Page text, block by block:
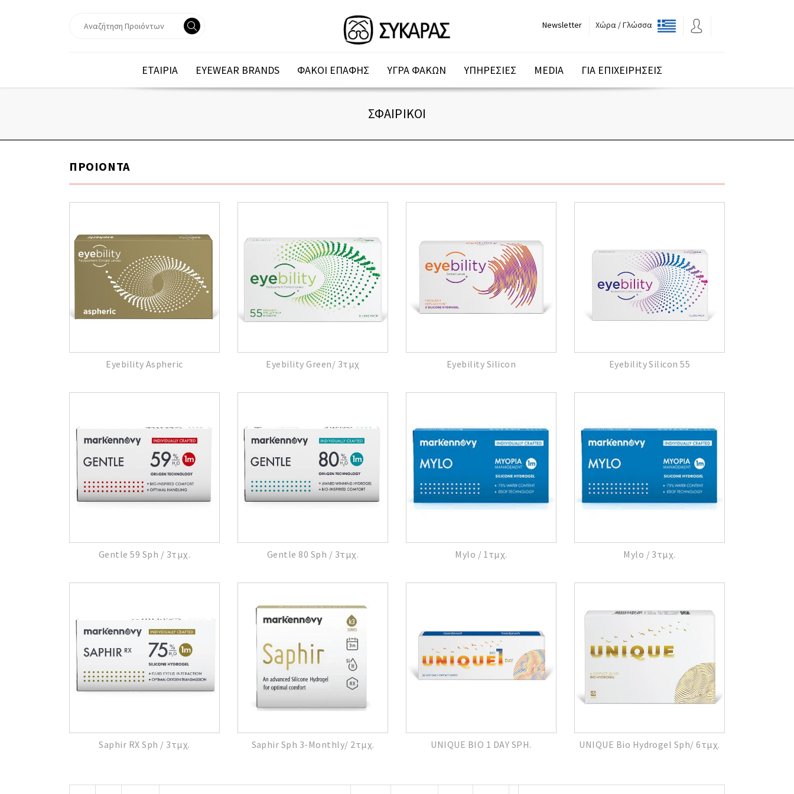
Newsletter Χώρα / Γλώσσα
ΕΤΑΙΡΙΑ EYEWEAR BRANDS ΦΑΚΟΙ ΕΠΑΦΗΣ ΥΓΡΑ ΦΑΚΩΝ ΥΠΗΡΕΣΙΕΣ MEDIA ΓΙΑ ΕΠΙΧΕΙΡΗΣΕΙΣ
ΣΦΑΙΡΙΚΟΙ
ΠΡΟΙΟΝΤΑ
Eyebility Aspheric Eyebility Green/ 3τμχ Eyebility Silicon Eyebility Silicon 55
Gentle 59 Sph / 3τμχ. Gentle 80 Sph / 3τμχ. Mylo / 1τμχ. Mylo / 3τμχ.
Saphir RX Sph / 3τμχ. Saphir Sph 3-Monthly/ 2τμχ. UNIQUE BIO 1 DAY SPH. UNIQUE Bio Hydrogel Sph/ 6τμχ.